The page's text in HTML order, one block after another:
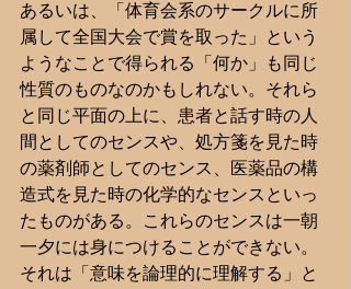
あるいは、「体育会系のサークルに所
属して全国大会で賞を取った」という
ようなことで得られる「何か」も同じ
性質のものなのかもしれない。それら
と同じ平面の上に、患者と話す時の人
間としてのセンスや、処方箋を見た時
の薬剤師としてのセンス、医薬品の構
造式を見た時の化学的なセンスといっ
たものがある。これらのセンスは一朝
一夕には身につけることができない。
それは「意味を論理的に理解する」と